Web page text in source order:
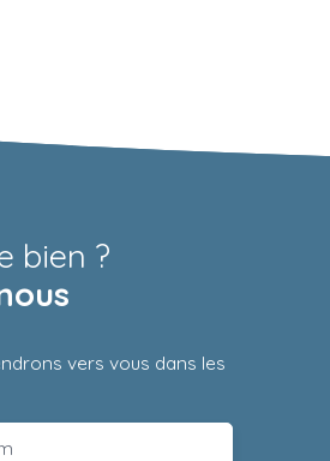
bien ?
vers vous dans les